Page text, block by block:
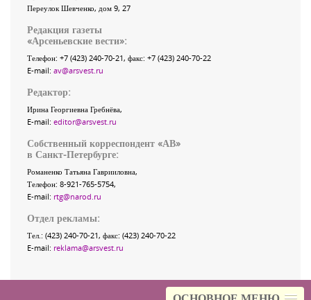
Переулок Шевченко, дом 9, 27
Редакция газеты
«Арсеньевские вести»:
Телефон: +7 (423) 240-70-21, факс: +7 (423) 240-70-22
E-mail: av@arsvest.ru
Редактор:
Ирина Георгиевна Гребнёва,
E-mail: editor@arsvest.ru
Собственный корреспондент «АВ»
в Санкт-Петербурге:
Романенко Татьяна Гаврииловна,
Телефон: 8-921-765-5754,
E-mail: rtg@narod.ru
Отдел рекламы:
Тел.: (423) 240-70-21, факс: (423) 240-70-22
E-mail: reklama@arsvest.ru